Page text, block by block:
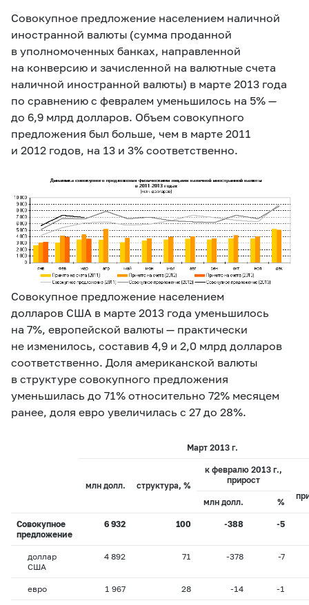
Совокупное предложение населением наличной
иностранной валюты (сумма проданной
в уполномоченных банках, направленной
на конверсию и зачисленной на валютные счета
наличной иностранной валюты) в марте 2013 года
по сравнению с февралем уменьшилось на 5% —
до 6,9 млрд долларов. Объем совокупного
предложения был больше, чем в марте 2011
и 2012 годов, на 13 и 3% соответственно.
Совокупное предложение населением
долларов США в марте 2013 года уменьшилось
на 7%, европейской валюты — практически
не изменилось, составив 4,9 и 2,0 млрд долларов
соответственно. Доля американской валюты
в структуре совокупного предложения
уменьшилась до 71% относительно 72% месяцем
ранее, доля евро увеличилась с 27 до 28%.
Март 2013 г.
млн долл. структура, %
к февралю 2013 г.,
прирост
млн долл. %
Совокупное
предложение
6 932 100 -388 -5
доллар
США
4 892 71 -378 -7
евро 1 967 28 -14 -1